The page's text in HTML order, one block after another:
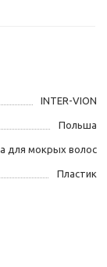
INTER-VION
Польша
для мокрых волос
Пластик